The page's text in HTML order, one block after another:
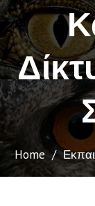
Home /